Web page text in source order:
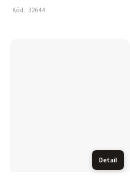
Kód: 32644
Detail